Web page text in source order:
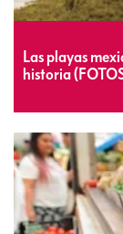
Las playas
historia